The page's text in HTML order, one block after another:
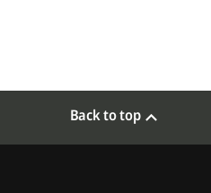
Back to top